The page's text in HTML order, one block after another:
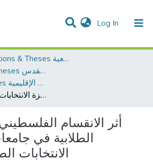
Log In (current)
& Collections
All of DSpace
Dissertations & Theses الرسائل الجامعية
AQU Master Theses الرسائل الجامعية الخاصة بجامعة القدس
Regional Studies الدراسات الإقليمية
أثر الانقسام الفلسطيني على الحركة الطلابية في جامعات قطاع غزة الانتخابات الطلابية نموذج ا
أثر الانقسام
الطلابية في
الانتخابات